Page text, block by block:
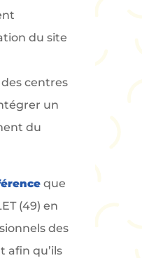
du site
des centres
un
du
que
(49) en
des
afin qu’ils